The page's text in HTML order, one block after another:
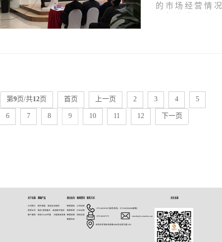
的市场经营情
第9页/共12页 首页 上一页 2 3 4 5
6 7 8 9 10 11 12 下一页
关于长泰
公司简介
资质证书
客户案例
基础产品
境外频道 高清互动电视
电视+宽带融合 高清数字电视
央视3/5/6/8代理 卫星接收安装
政企业务
智慧酒店
智慧医院
智慧校园
智慧社区
新闻资讯
公司动态
行业动态
招标信息
联系方式
：0755-86501027(商务咨询) 0755-86360606(客服)
：0755-86367275 ：ctmedia@szctmedia.com
：深圳市罗湖区怡景路2008号动漫大厦1301
关注长泰